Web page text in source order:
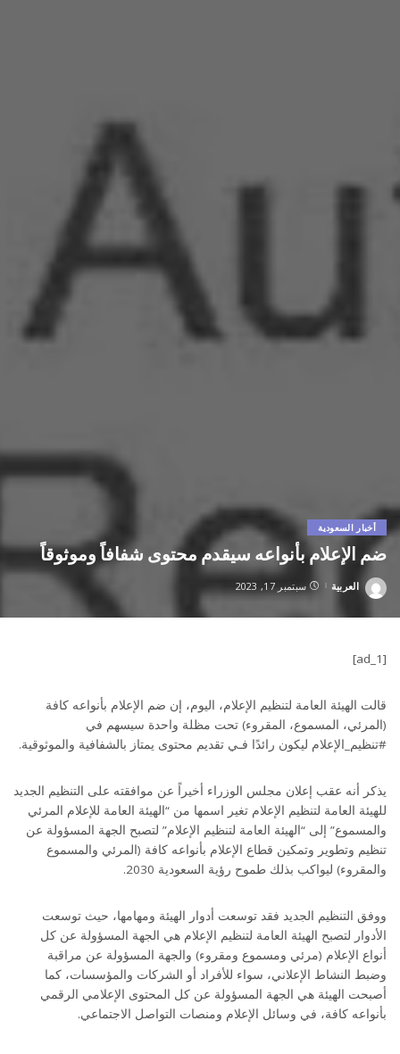
أخبار السعودية
ضم الإعلام بأنواعه سيقدم محتوى شفافاً وموثوقاً
Posted
العربية سبتمبر 17, 2023
[ad_1]
قالت الهيئة العامة لتنظيم الإعلام، اليوم، إن ضم الإعلام بأنواعه كافة
(المرئي، المسموع، المقروء) تحت مظلة واحدة سيسهم في
#تنظيم_الإعلام ليكون رائدًا فـي تقديم محتوى يمتاز بالشفافية والموثوقية.
يذكر أنه عقب إعلان مجلس الوزراء أخيراً عن موافقته على التنظيم الجديد
للهيئة العامة لتنظيم الإعلام تغير اسمها من “الهيئة العامة للإعلام المرئي
والمسموع” إلى “الهيئة العامة لتنظيم الإعلام” لتصبح الجهة المسؤولة عن
تنظيم وتطوير وتمكين قطاع الإعلام بأنواعه كافة (المرئي والمسموع
والمقروء) ليواكب بذلك طموح رؤية السعودية 2030.
ووفق التنظيم الجديد فقد توسعت أدوار الهيئة ومهامها، حيث توسعت
الأدوار لتصبح الهيئة العامة لتنظيم الإعلام هي الجهة المسؤولة عن كل
أنواع الإعلام (مرئي ومسموع ومقروء) والجهة المسؤولة عن مراقبة
وضبط النشاط الإعلاني، سواء للأفراد أو الشركات والمؤسسات، كما
أصبحت الهيئة هي الجهة المسؤولة عن كل المحتوى الإعلامي الرقمي
بأنواعه كافة، في وسائل الإعلام ومنصات التواصل الاجتماعي.